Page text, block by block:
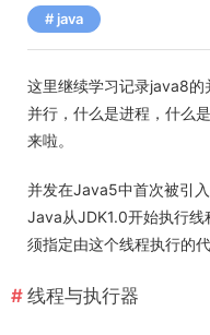
java
这里继续学习记录java8的
并行，什么是进程，什么
来啦。
并发在Java5中首次被引
Java从JDK1.0开始执行线
须指定由这个线程执行的
线程与执行器